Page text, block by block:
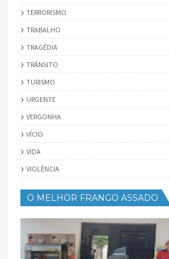
TERRORISMO
TRABALHO
TRAGÉDIA
TRÂNSITO
TURISMO
URGENTE
VERGONHA
VÍCIO
VIDA
VIOLÊNCIA
O MELHOR FRANGO ASSADO